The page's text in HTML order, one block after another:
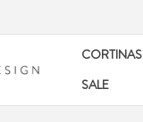
CORTINAS
SALE